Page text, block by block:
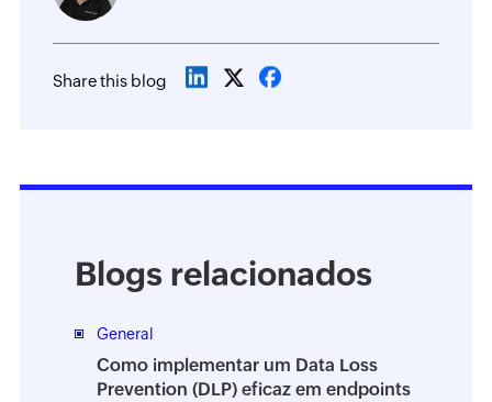
Share this blog
Blogs relacionados
General
Como implementar um Data Loss
Prevention (DLP) eficaz em endpoints